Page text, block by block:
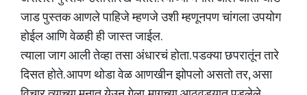
जाड पुस्तक आणले पाहिजे म्हणजे उशी म्हणूनपण चांगला उपयोग
होईल आणि वेळही ही जास्त जाईल.
त्याला जाग आली तेव्हा तसा अंधारचं होता. पडक्या छपरातूंन तारे
दिसत होते. आपण थोडा वेळ आणखीन झोपलो असतो तर, असा